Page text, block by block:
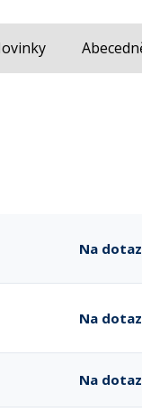
Na dotaz
Na dotaz
Na dotaz